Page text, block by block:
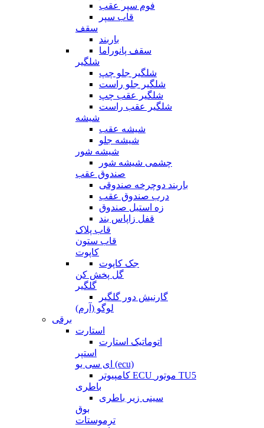
فوم سپر عقب
قاب سپر
سقف
باربند
سقف پانوراما
شلگیر
شلگیر جلو چپ
شلگیر جلو راست
شلگیر عقب چپ
شلگیر عقب راست
شیشه
شیشه عقب
شیشه جلو
شیشه شور
چشمی شیشه شور
صندوق عقب
باربند دوچرخه صندوقی
درب صندوق عقب
زه استیل صندوق
قفل زاپاس بند
قاب پلاک
قاب ستون
کاپوت
جک کاپوت
گل پخش کن
گلگیر
گارنیش دور گلگیر
لوگو (آرم)
برقی
استارت
اتوماتیک استارت
استپر
ای سی یو (ecu)
کامپیوتر ECU موتور TU5
باطری
سینی زیر باطری
بوق
ترموستات